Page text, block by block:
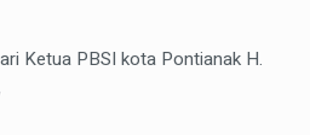
Ketua PBSI kota Pontianak H.